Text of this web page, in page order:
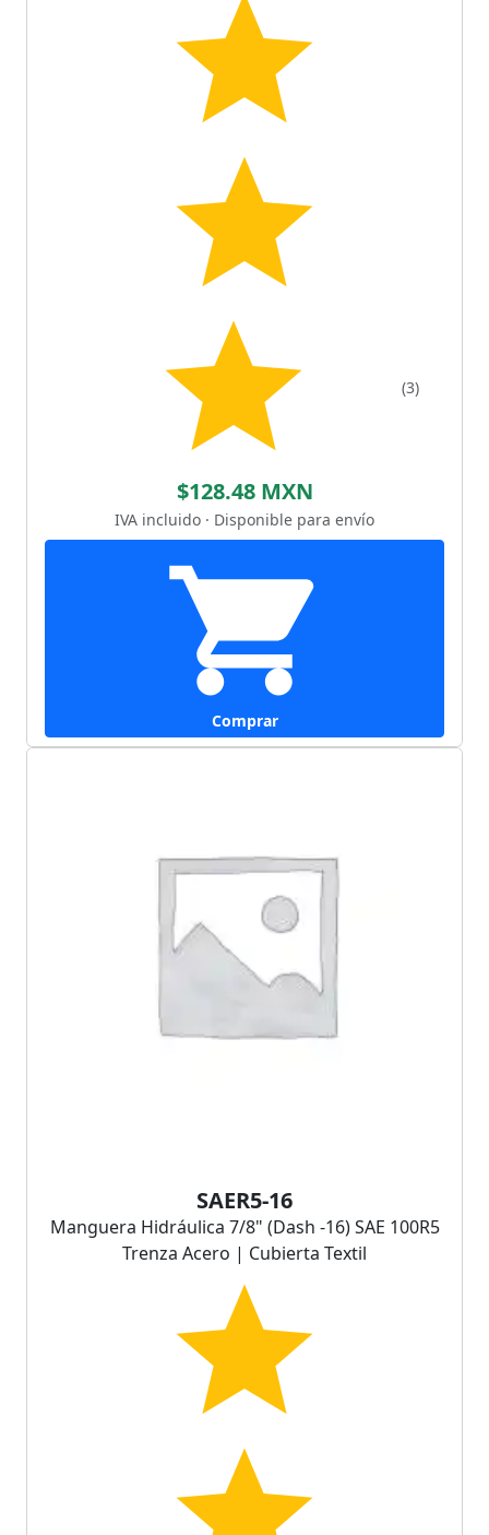
(3)
$128.48 MXN
IVA incluido · Disponible para envío
Comprar
SAER5-16
Manguera Hidráulica 7/8" (Dash -16) SAE 100R5
Trenza Acero | Cubierta Textil